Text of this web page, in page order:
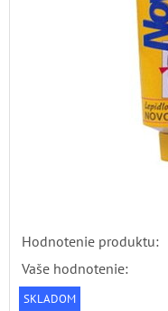
Hodnotenie produktu:
Vaše hodnotenie:
SKLADOM